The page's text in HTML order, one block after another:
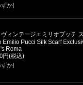
か]
ィンテージエミリオプッチ
Emilio Pucci Silk Scarf
Roma
円(税込)
か]